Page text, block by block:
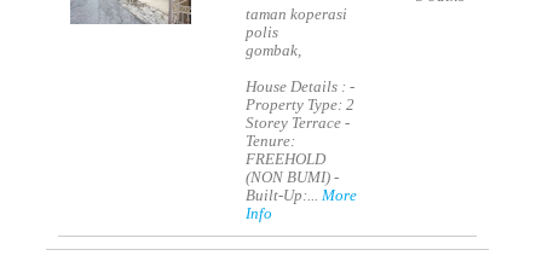
taman koperasi
polis
gombak,
House Details : -
Property Type: 2
Storey Terrace -
Tenure:
FREEHOLD
(NON BUMI) -
Built-Up:...More
Info